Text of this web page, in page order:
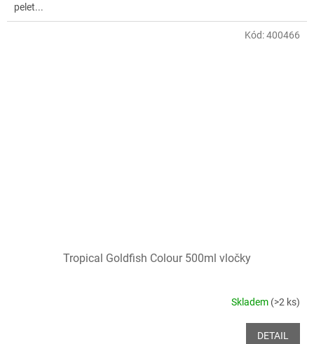
pelet...
Tropical Goldfish Colour 500ml vločky
Skladem (>2 ks)
DETAIL
Kód:400466